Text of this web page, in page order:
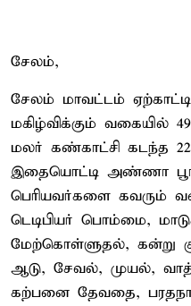
சேலம்,
சேலம் மாவட்டம்
மகிழ்விக்கும் வகையில்
மலர் கண்காட்சி கடந்த
இதையொட்டி அண்ணா
பெரியவர்களை கவரும்
டெடிபியர் பொம்மை,
மேற்கொள்ளுதல், கன்று
ஆடு, சேவல், முயல்,
கற்பனை தேவதை,